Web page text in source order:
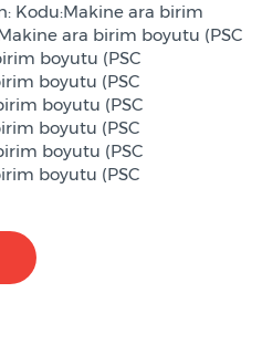
Kodu:Makine ara birim
ara birim boyutu (PSC
boyutu (PSC
boyutu (PSC
boyutu (PSC
boyutu (PSC
boyutu (PSC
boyutu (PSC